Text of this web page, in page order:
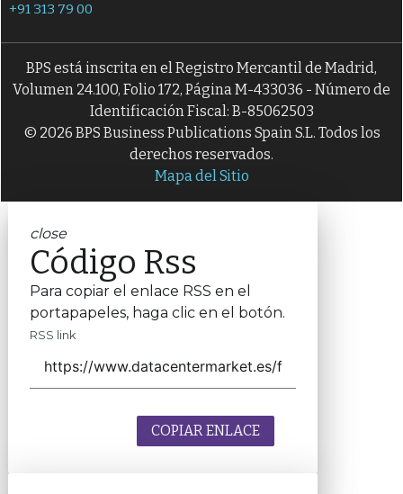
+91 313 79 00
BPS está inscrita en el Registro Mercantil de Madrid,
Volumen 24.100, Folio 172, Página M-433036 - Número de
Identificación Fiscal: B-85062503
© 2026 BPS Business Publications Spain S.L. Todos los
derechos reservados.
Mapa del Sitio
close
Código Rss
Para copiar el enlace RSS en el
portapapeles, haga clic en el botón.
RSS link
COPIAR ENLACE